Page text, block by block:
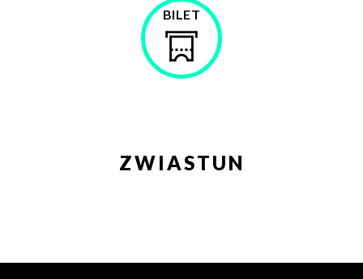
Wyrażam zgodę na przetwarzanie danych osobowych
w celu skorzystania z usługi newsletter.
Kup
bilet
BILET
ZWIASTUN